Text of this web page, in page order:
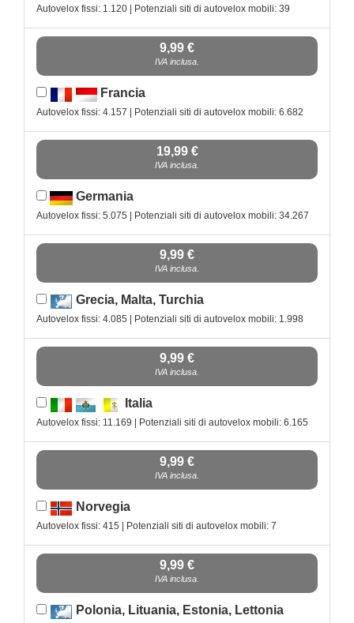
Autovelox fissi: 1.120 | Potenziali siti di autovelox mobili: 39
9,99 €
IVA inclusa.
Francia
Autovelox fissi: 4.157 | Potenziali siti di autovelox mobili: 6.682
19,99 €
IVA inclusa.
Germania
Autovelox fissi: 5.075 | Potenziali siti di autovelox mobili: 34.267
9,99 €
IVA inclusa.
Grecia, Malta, Turchia
Autovelox fissi: 4.085 | Potenziali siti di autovelox mobili: 1.998
9,99 €
IVA inclusa.
Italia
Autovelox fissi: 11.169 | Potenziali siti di autovelox mobili: 6.165
9,99 €
IVA inclusa.
Norvegia
Autovelox fissi: 415 | Potenziali siti di autovelox mobili: 7
9,99 €
IVA inclusa.
Polonia, Lituania, Estonia, Lettonia